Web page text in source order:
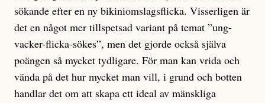
sökande efter en ny bikiniomslagsflicka. Visserligen är
det en något mer tillspetsad variant på temat ”ung-
vacker-flicka-sökes”, men det gjorde också själva
poängen så mycket tydligare. För man kan vrida och
vända på det hur mycket man vill, i grund och botten
handlar det om att skapa ett ideal av mänskliga